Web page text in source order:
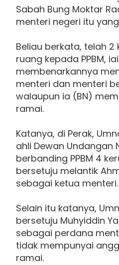
Sabah Bung Moktar
menteri negeri itu
Beliau berkata, telah 2
ruang kepada PPBM,
membenarkannya
menteri dan menteri
walaupun ia (BN)
ramai.
Katanya, di Perak,
ahli Dewan Undangan
berbanding PPBM 4
bersetuju melantik
sebagai ketua menteri.
Selain itu katanya,
bersetuju Muhyiddin
sebagai perdana
tidak mempunyai
ramai.